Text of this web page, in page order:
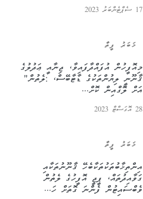
17 ސެޕްޓެންބަރު 2023
ޚަބަރު ފީތާ
މިއޮފީހުން އުފައްދާފައިވާ، ޖިނާއީ ޢަދުލުގެ
ޤާނޫނީ ލިޔުންތަކުގެ ޑާޓާބޭސް، :ލެތުން"
އަށް ލޮގްއިން ކޮށް...
28 އޮގަސްޓް 2023
ޚަބަރު ފީތާ
އިންތިޚާބުތަކުތަކާބެހޭ ޤާނޫނުތަކާއި
ގަވާއިދުތައް، ޕީޖީ އޮފީހުގެ ލެތުން
ވެބްސައިޓުން ފެންނަ ގޮތަށް ހަ...